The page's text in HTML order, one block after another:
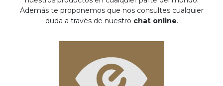
Además te proponemos que nos consultes cualquier
duda a través de nuestro chat online.